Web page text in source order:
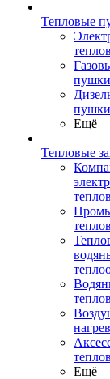
Тепловые
пушки
пушки
Ещё
Тепловые
Ещё